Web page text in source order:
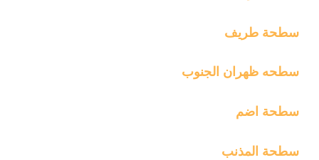
سطحة طريف
سطحه ظهران الجنوب
سطحة اضم
سطحة المذنب